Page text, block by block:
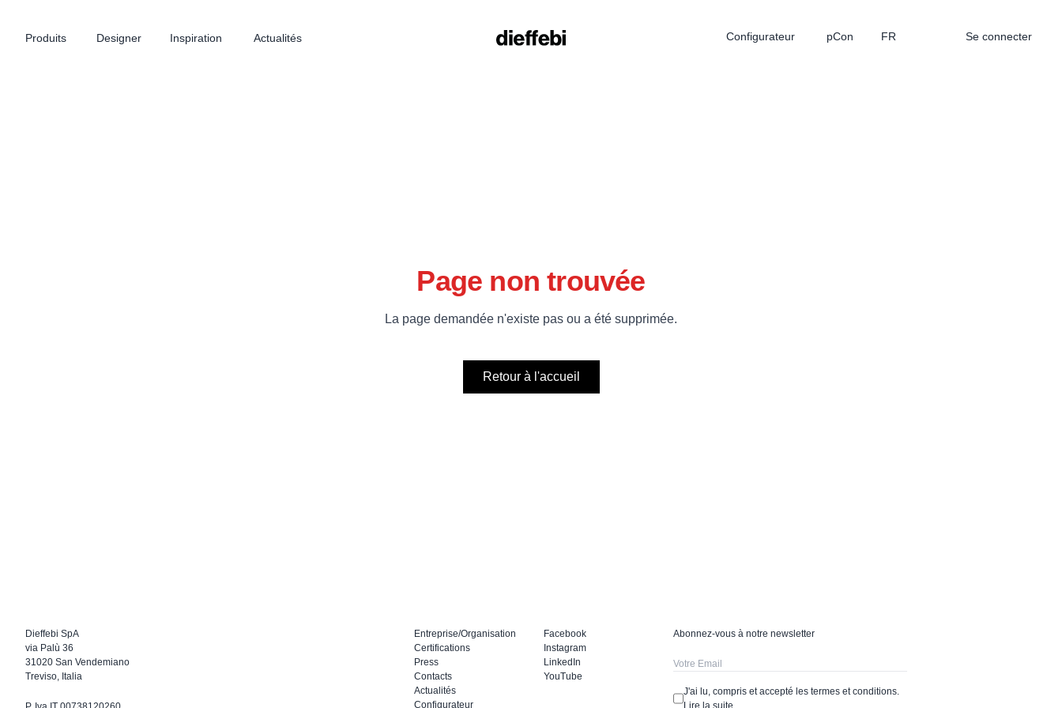
Produits Designer Inspiration Actualités Configurateur pCon FR Se connecter
Page non trouvée
La page demandée n'existe pas ou a été supprimée.
Retour à l'accueil
Dieffebi SpA
via Palù 36
31020 San Vendemiano
Treviso, Italia
Entreprise/Organisation
Certifications
Press
Contacts
Actualités
Configurateur
Facebook
Instagram
LinkedIn
YouTube
Abonnez-vous à notre newsletter
J'ai lu, compris et accepté les termes et conditions.
Lire la suite